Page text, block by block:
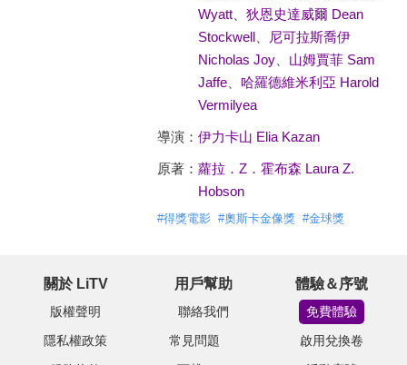
Wyatt、 狄恩史達威爾 Dean
Stockwell、
尼可拉斯喬伊
Nicholas Joy、 山姆賈菲 Sam
Jaffe、 哈羅德維米利亞 Harold
Vermilyea
導演： 伊力卡山 Elia Kazan
原著： 蘿拉．Z．霍布森 Laura Z.
Hobson
#得獎電影 #奧斯卡金像獎 #金球獎
關於 LiTV
版權聲明
隱私權政策
用戶幫助
聯絡我們
常見問題
體驗＆序號
免費體驗
啟用兌換卷